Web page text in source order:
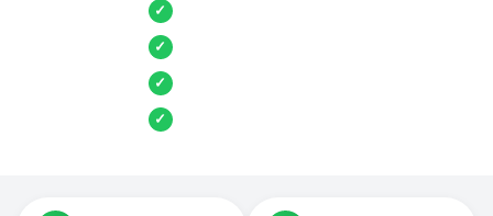
✓ Jusqu’à 3 devis comparés
✓ Entreprises locales vérifiées
✓ Pose garantie
✓ Aides et primes incluses